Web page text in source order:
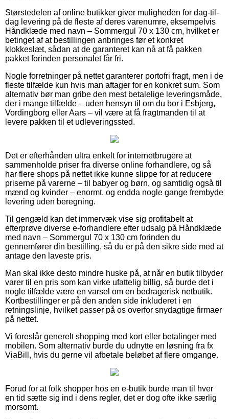
Størstedelen af online butikker giver muligheden for dag-til-
dag levering på de fleste af deres varenumre, eksempelvis
Håndklæde med navn – Sommergul 70 x 130 cm, hvilket er
betinget af at bestillingen anbringes før et konkret
klokkeslæt, sådan at de garanteret kan nå at få pakken
pakket forinden personalet får fri.
Nogle forretninger på nettet garanterer portofri fragt, men i de
fleste tilfælde kun hvis man aftager for en konkret sum. Som
alternativ bør man gribe den mest betalelige leveringsmåde,
der i mange tilfælde – uden hensyn til om du bor i Esbjerg,
Vordingborg eller Aars – vil være at få fragtmanden til at
levere pakken til et udleveringssted.
Det er efterhånden ultra enkelt for internetbrugere at
sammenholde priser fra diverse online forhandlere, og så
har flere shops på nettet ikke kunne slippe for at reducere
priserne på varerne – til babyer og børn, og samtidig også til
mænd og kvinder – enormt, og endda nogle gange frembyde
levering uden beregning.
Til gengæld kan det immervæk vise sig profitabelt at
efterprøve diverse e-forhandlere efter udsalg på Håndklæde
med navn – Sommergul 70 x 130 cm forinden du
gennemfører din bestilling, så du er på den sikre side med at
antage den laveste pris.
Man skal ikke desto mindre huske på, at når en butik tilbyder
varer til en pris som kan virke ufattelig billig, så burde det i
nogle tilfælde være en varsel om en bedragerisk netbutik.
Kortbestillinger er på den anden side inkluderet i en
retningslinje, hvilket passer på os overfor snydagtige firmaer
på nettet.
Vi foreslår generelt shopping med kort eller betalinger med
mobilen. Som alternativ burde du udnytte en løsning fra fx
ViaBill, hvis du gerne vil afbetale beløbet af flere omgange.
Forud for at folk shopper hos en e-butik burde man til hver
en tid sætte sig ind i dens regler, det er dog ofte ikke særlig
morsomt.